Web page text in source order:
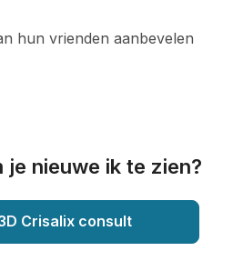
hun vrienden aanbevelen
je nieuwe ik te zien?
Crisalix consult